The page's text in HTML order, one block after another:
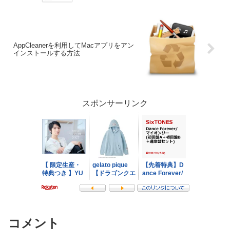
AppCleanerを利用してMacアプリをアン
インストールする方法
スポンサーリンク
コメント